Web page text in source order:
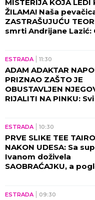
MISTERIJA KOJA LEDI
ŽILAMA! Naša
ZASTRAŠUJUĆU
smrti Andrijane Lazić:
ESTRADA 11:30
ADAM ADAKTAR
PRIZNAO ZAŠTO JE
OBUSTAVLJEN
RIJALITI NA PINKU:
ESTRADA 10:30
PRVE SLIKE TEE
NAKON UDESA: Sa
Ivanom doživela
SAOBRAĆAJKU, a
ESTRADA 09:30